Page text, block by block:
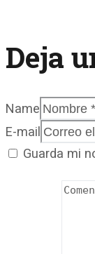
Deja
Name
E-mail
Guarda mi